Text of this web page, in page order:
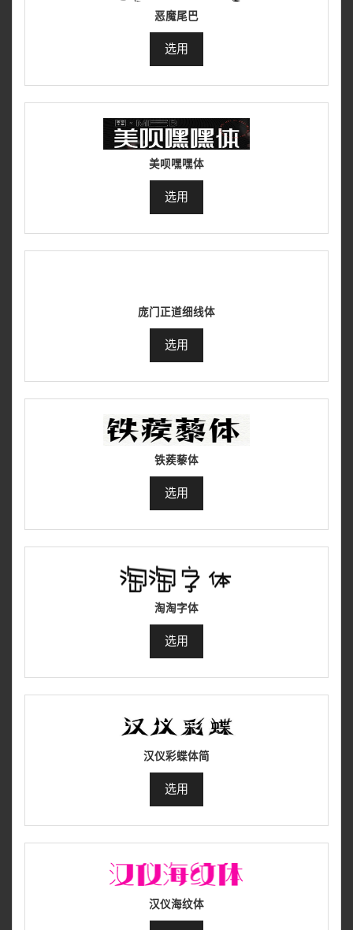
恶魔尾巴
选用
美呗嘿嘿体
选用
庞门正道细线体
选用
铁蒺藜体
选用
淘淘字体
选用
汉仪彩蝶体简
选用
汉仪海纹体